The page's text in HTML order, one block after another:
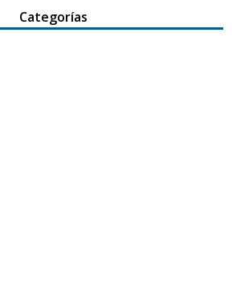
Categorías